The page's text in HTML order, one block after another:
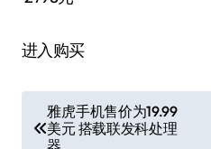
进入购买
章
雅虎手机售价为19.99
美元 搭载联发科处理
器